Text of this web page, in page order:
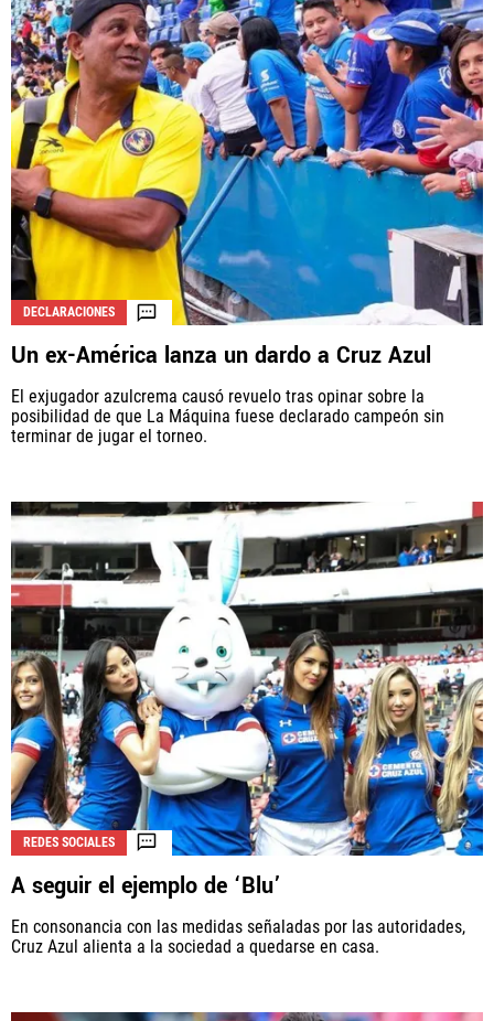
DECLARACIONES
Un ex-América lanza un dardo a Cruz Azul
El exjugador azulcrema causó revuelo tras opinar sobre la
posibilidad de que La Máquina fuese declarado campeón sin
terminar de jugar el torneo.
REDES SOCIALES
A seguir el ejemplo de ‘Blu’
En consonancia con las medidas señaladas por las autoridades,
Cruz Azul alienta a la sociedad a quedarse en casa.